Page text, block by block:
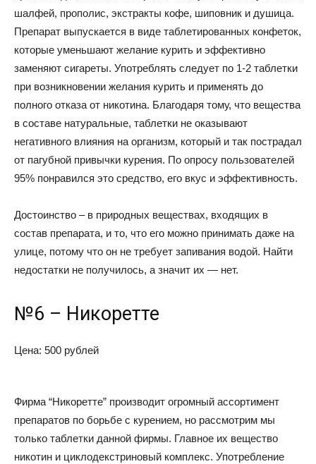
шалфей, прополис, экстракты кофе, шиповник и душица.
Препарат выпускается в виде таблетированных конфеток,
которые уменьшают желание курить и эффективно
заменяют сигареты. Употреблять следует по 1-2 таблетки
при возникновении желания курить и применять до
полного отказа от никотина. Благодаря тому, что вещества
в составе натуральные, таблетки не оказывают
негативного влияния на организм, который и так пострадал
от пагубной привычки курения. По опросу пользователей
95% понравился это средство, его вкус и эффективность.
Достоинство – в природных веществах, входящих в
состав препарата, и то, что его можно принимать даже на
улице, потому что он не требует запивания водой. Найти
недостатки не получилось, а значит их — нет.
№6 – Никоретте
Цена: 500 рублей
Фирма “Никоретте” производит огромный ассортимент
препаратов по борьбе с курением, но рассмотрим мы
только таблетки данной фирмы. Главное их вещество
никотин и циклодекстриновый комплекс. Употребление